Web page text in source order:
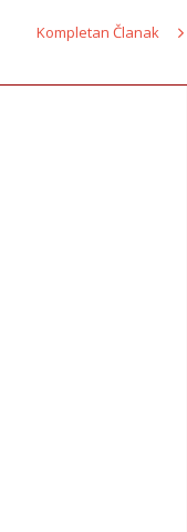
Kompletan Članak